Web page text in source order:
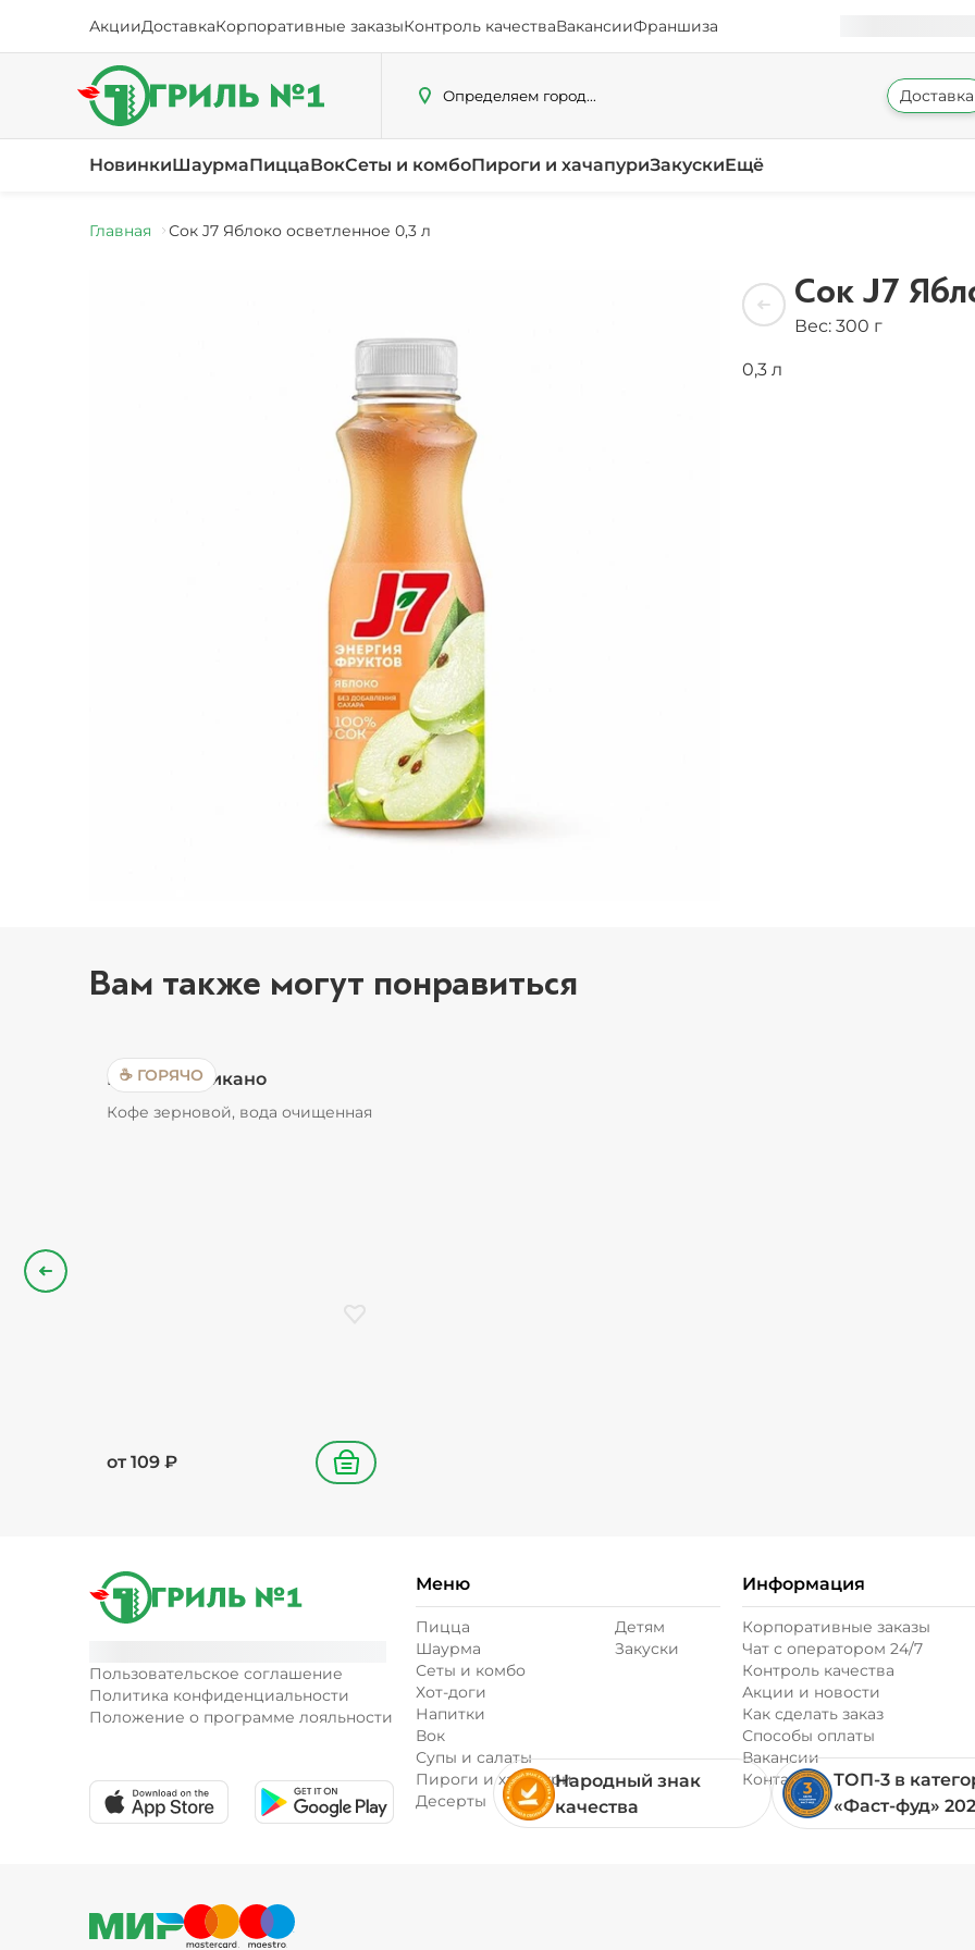
АкцииДоставкаКорпоративные заказыКонтроль качестваВакансииФраншиза
Определяем город... Доставка
НовинкиШаурмаПиццаВокСеты и комбоПироги и хачапуриЗакускиЕщё
Главная Сок J7 Яблоко осветленное 0,3 л
Сок J7
Вес: 300 г
0,3 л
Вам также могут понравиться
☕ ГОРЯЧО
Кофе Американо
Кофе зерновой, вода очищенная
от 109 ₽ В корзину
Назад
Пользовательское соглашение
Политика конфиденциальности
Положение о программе лояльности
Меню
Пицца
Шаурма
Сеты и комбо
Хот-доги
Напитки
Вок
Супы и салаты
Пироги и хачапури
Десерты
Детям
Закуски
Информация
Корпоративные заказы
Чат с оператором 24/7
Контроль качества
Акции и новости
Как сделать заказ
Способы оплаты
Вакансии
Контакты
Народный знак
качества
ТОП-3 в
«Фаст-фуд»